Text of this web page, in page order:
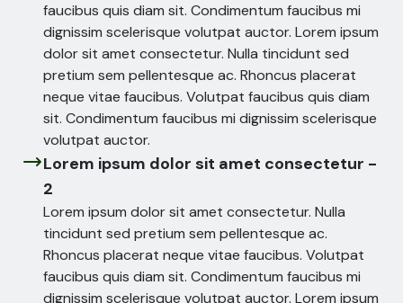
faucibus quis diam sit. Condimentum faucibus mi
dignissim scelerisque volutpat auctor. Lorem ipsum
dolor sit amet consectetur. Nulla tincidunt sed
pretium sem pellentesque ac. Rhoncus placerat
neque vitae faucibus. Volutpat faucibus quis diam
sit. Condimentum faucibus mi dignissim scelerisque
volutpat auctor.
Lorem ipsum dolor sit amet consectetur -
2
Lorem ipsum dolor sit amet consectetur. Nulla
tincidunt sed pretium sem pellentesque ac.
Rhoncus placerat neque vitae faucibus. Volutpat
faucibus quis diam sit. Condimentum faucibus mi
dignissim scelerisque volutpat auctor. Lorem ipsum